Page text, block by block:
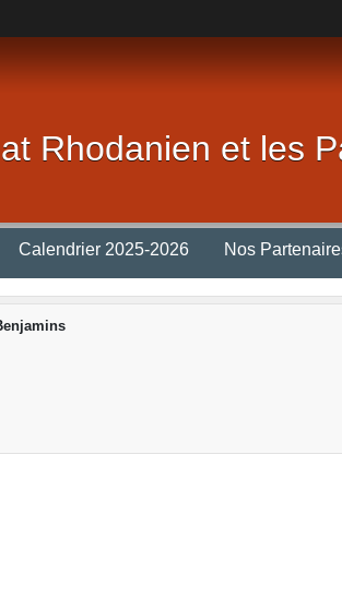
Rhodanien et les
Calendrier 2025-2026 Nos